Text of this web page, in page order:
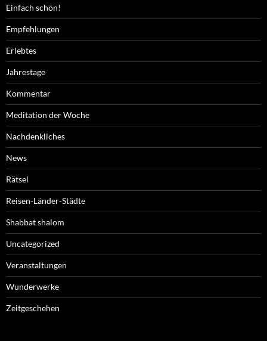
Einfach schön!
Empfehlungen
Erlebtes
Jahrestage
Kommentar
Meditation der Woche
Nachdenkliches
News
Rätsel
Reisen-Länder-Städte
Shabbat shalom
Uncategorized
Veranstaltungen
Wunderwerke
Zeitgeschehen